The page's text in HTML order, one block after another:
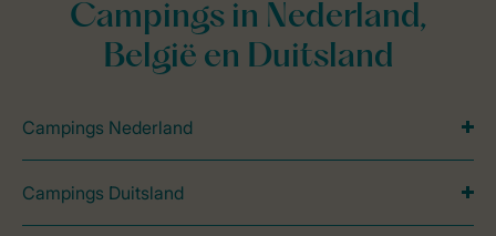
Campings in Nederland,
België en Duitsland
Campings Nederland
Campings Duitsland